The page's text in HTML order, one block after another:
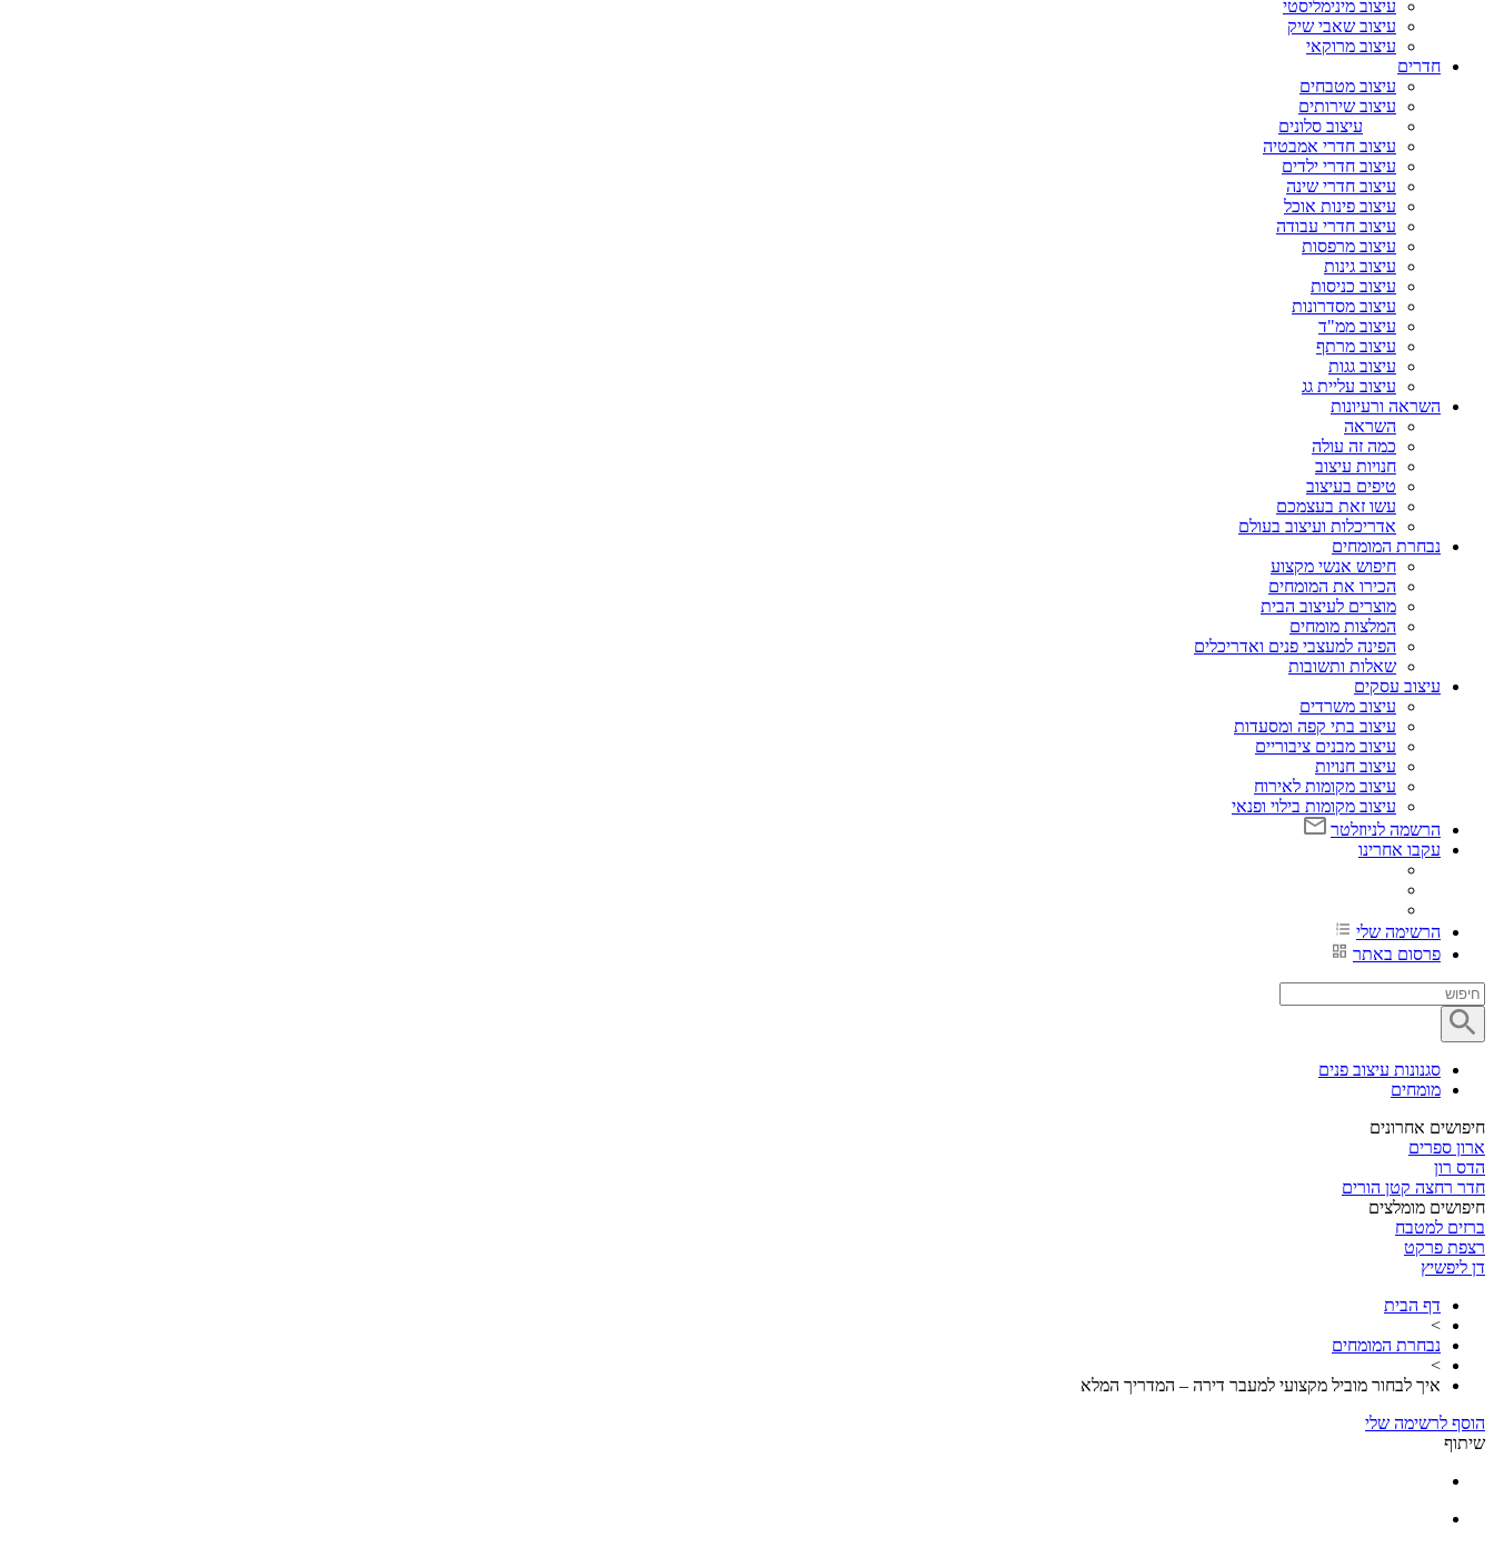
עיצוב מינימליסטי
עיצוב שאבי שיק
עיצוב מרוקאי
חדרים
עיצוב מטבחים
עיצוב שירותים
עיצוב סלונים
עיצוב חדרי אמבטיה
עיצוב חדרי ילדים
עיצוב חדרי שינה
עיצוב פינות אוכל
עיצוב חדרי עבודה
עיצוב מרפסות
עיצוב גינות
עיצוב כניסות
עיצוב מסדרונות
עיצוב ממ"ד
עיצוב מרתף
עיצוב גגות
עיצוב עליית גג
השראה ורעיונות
השראה
כמה זה עולה
חנויות עיצוב
טיפים בעיצוב
עשו זאת בעצמכם
אדריכלות ועיצוב בעולם
נבחרת המומחים
חיפוש אנשי מקצוע
הכירו את המומחים
מוצרים לעיצוב הבית
המלצות מומחים
הפינה למעצבי פנים ואדריכלים
שאלות ותשובות
עיצוב עסקים
עיצוב משרדים
עיצוב בתי קפה ומסעדות
עיצוב מבנים ציבוריים
עיצוב חנויות
עיצוב מקומות לאירוח
עיצוב מקומות בילוי ופנאי
הרשמה לניוזלטר
עקבו אחרינו
הרשימה שלי
פרסום באתר
סגנונות עיצוב פנים
מומחים
חיפושים אחרונים
ארון ספרים
הדס רון
חדר רחצה קטן הורים
חיפושים מומלצים
ברזים למטבח
רצפת פרקט
דן ליפשיץ
דף הבית
>
נבחרת המומחים
>
איך לבחור מוביל מקצועי למעבר דירה – המדריך המלא
הוסף לרשימה שלי
שיתוף